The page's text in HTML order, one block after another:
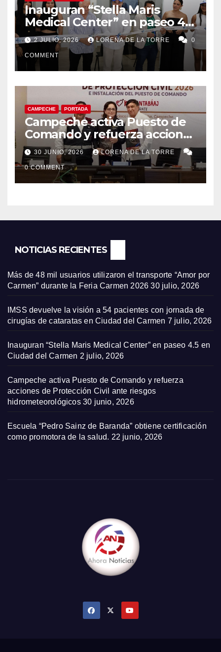
Inauguran “Stella Maris
Medical Center” en paseo 4.5
en Ciudad del Carmen
2 JULIO, 2026 LORENA DE LA TORRE 0
COMMENT
CAMPECHE PORTADA
Campeche activa Puesto de
Comando y refuerza acciones
de Protección Civil ante
riesgos hidrometeorológicos
30 JUNIO, 2026 LORENA DE LA TORRE
0 COMMENT
NOTICIAS RECIENTES
Más de 48 mil usuarios utilizaron el transporte “Amor por
Carmen” durante la Feria Carmen 2026 30 julio, 2026
IMSS devuelve la visión a 54 pacientes con jornada de
cirugías de cataratas en Ciudad del Carmen 7 julio, 2026
Inauguran “Stella Maris Medical Center” en paseo 4.5 en
Ciudad del Carmen 2 julio, 2026
Campeche activa Puesto de Comando y refuerza
acciones de Protección Civil ante riesgos
hidrometeorológicos 30 junio, 2026
Escuela “Pedro Sainz de Baranda” obtiene certificación
como promotora de la salud. 22 junio, 2026